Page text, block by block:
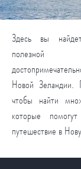
Здесь вы
Новой Зеландии.
чтобы найти
которые
путешествие в